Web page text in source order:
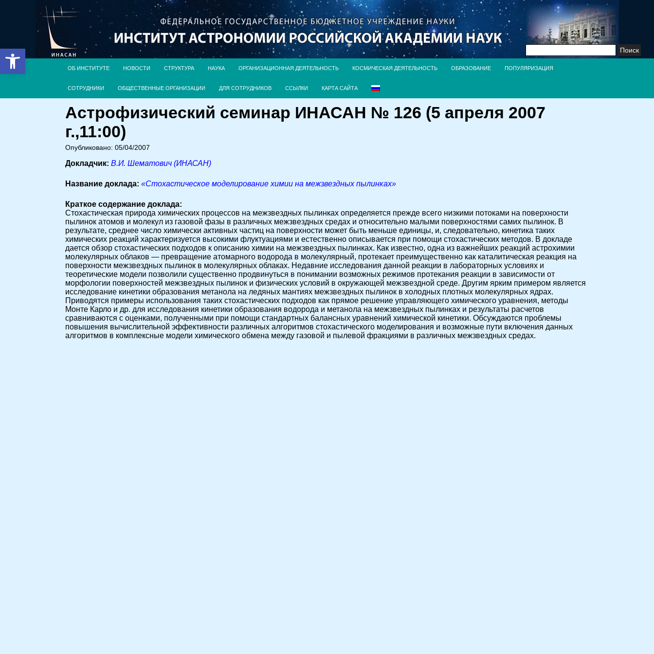
Открыть панель инструментов Найти:
ОБ ИНСТИТУТЕ НОВОСТИ СТРУКТУРА НАУКА ОРГАНИЗАЦИОННАЯ ДЕЯТЕЛЬНОСТЬ КОСМИЧЕСКАЯ ДЕЯТЕЛЬНОСТЬ ОБРАЗОВАНИЕ ПОПУЛЯРИЗАЦИЯ
СОТРУДНИКИ ОБЩЕСТВЕННЫЕ ОРГАНИЗАЦИИ ДЛЯ СОТРУДНИКОВ ССЫЛКИ КАРТА САЙТА
Астрофизический семинар ИНАСАН № 126 (5 апреля 2007
г.,11:00)
Опубликовано: 05/04/2007
Докладчик: В.И. Шематович (ИНАСАН)
Название доклада: «Стохастическое моделирование химии на межзвездных пылинках»
Краткое содержание доклада:
Стохастическая природа химических процессов на межзвездных пылинках определяется прежде всего низкими потоками на поверхности
пылинок атомов и молекул из газовой фазы в различных межзвездных средах и относительно малыми поверхностями самих пылинок. В
результате, среднее число химически активных частиц на поверхности может быть меньше единицы, и, следовательно, кинетика таких
химических реакций характеризуется высокими флуктуациями и естественно описывается при помощи стохастических методов. В докладе
дается обзор стохастических подходов к описанию химии на межзвездных пылинках. Как известно, одна из важнейших реакций астрохимии
молекулярных облаков — превращение атомарного водорода в молекулярный, протекает преимущественно как каталитическая реакция на
поверхности межзвездных пылинок в молекулярных облаках. Недавние исследования данной реакции в лабораторных условиях и
теоретические модели позволили существенно продвинуться в понимании возможных режимов протекания реакции в зависимости от
морфологии поверхностей межзвездных пылинок и физических условий в окружающей межзвездной среде. Другим ярким примером является
исследование кинетики образования метанола на ледяных мантиях межзвездных пылинок в холодных плотных молекулярных ядрах.
Приводятся примеры использования таких стохастических подходов как прямое решение управляющего химического уравнения, методы
Монте Карло и др. для исследования кинетики образования водорода и метанола на межзвездных пылинках и результаты расчетов
сравниваются с оценками, полученными при помощи стандартных балансных уравнений химической кинетики. Обсуждаются проблемы
повышения вычислительной эффективности различных алгоритмов стохастического моделирования и возможные пути включения данных
алгоритмов в комплексные модели химического обмена между газовой и пылевой фракциями в различных межзвездных средах.